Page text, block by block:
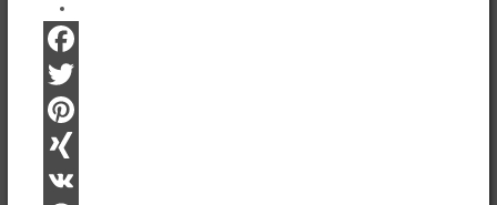
Facebook
Twitter
Pinterest
XING